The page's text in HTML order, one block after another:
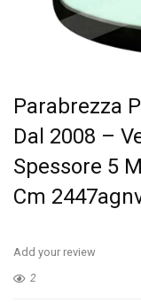
Parabrezza
Dal 2008 –
Spessore 5
Cm
Add your review
2